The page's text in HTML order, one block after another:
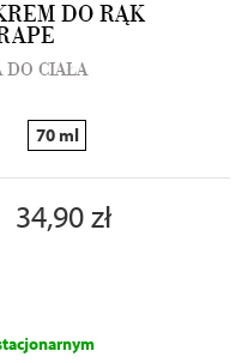
DO RĄK
DO CIAŁA
70 ml
34,90 zł